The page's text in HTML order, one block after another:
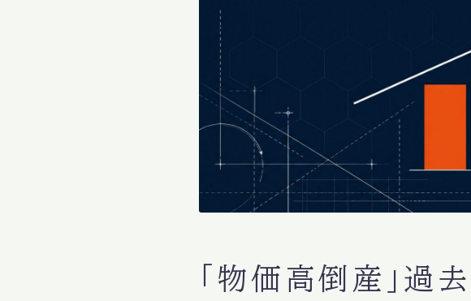
「物価高倒産」